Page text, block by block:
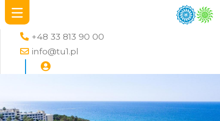
+48 33 813 90 00
info@tu1.pl